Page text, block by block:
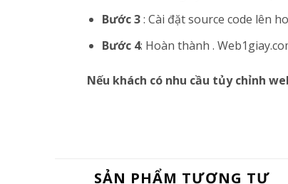
Bước 3: Cài đặt source code lên
Bước 4: Hoàn thành .
Nếu khách có nhu cầu tủy chỉnh
SẢN PHẨM TƯƠNG TỰ